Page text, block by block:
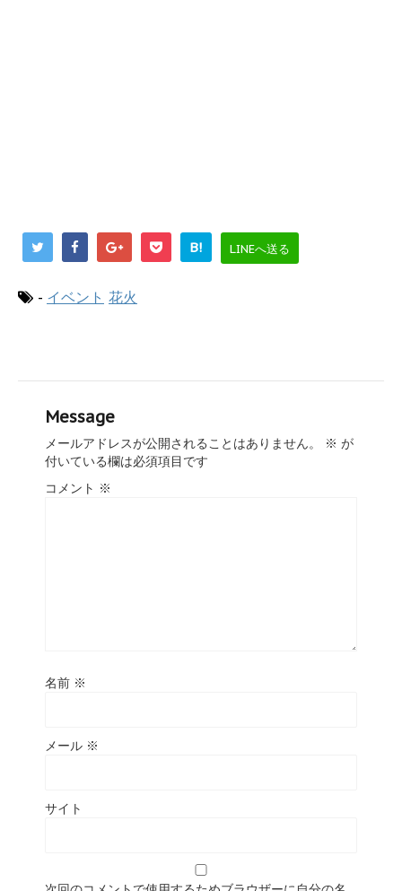
B! LINEへ送る
- イベント 花火
Message
メールアドレスが公開されることはありません。 ※ が
付いている欄は必須項目です
コメント ※
名前 ※
メール ※
サイト